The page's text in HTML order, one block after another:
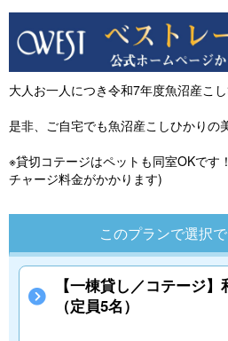
大人お一人につき令和7年度魚沼産こ
是非、ご自宅でも魚沼産こしひかりの
※貸切コテージはペットも同室OKです
チャージ料金がかかります)
このプランで選択
【一棟貸し／コテージ
（定員5名）